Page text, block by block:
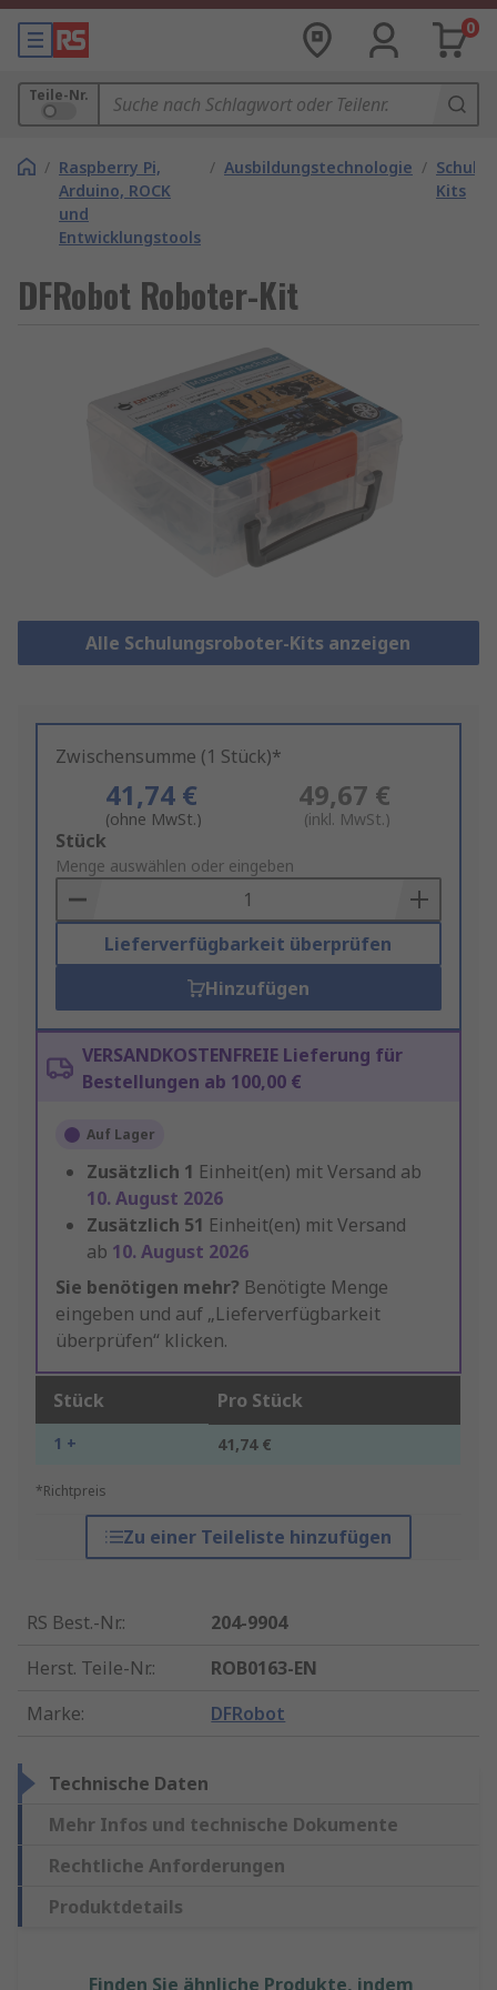
0
Teile-Nr.
/ Raspberry Pi,
Arduino, ROCK
und
Entwicklungstools
/ Ausbildungstechnologie /
Kits
DFRobot Roboter-Kit
Alle Schulungsroboter-Kits anzeigen
Zwischensumme (1 Stück)*
41,74 €
(ohne MwSt.)
49,67 €
(inkl. MwSt.)
Add
to
Basket
Stück
Menge auswählen oder eingeben
Lieferverfügbarkeit überprüfen
Hinzufügen
VERSANDKOSTENFREIE Lieferung für
Bestellungen ab 100,00 €
Auf Lager
Zusätzlich 1 Einheit(en) mit Versand ab
10. August 2026
Zusätzlich 51 Einheit(en) mit Versand
ab 10. August 2026
Sie benötigen mehr? Benötigte Menge
eingeben und auf „Lieferverfügbarkeit
überprüfen“ klicken.
Stück Pro Stück
1 + 41,74 €
*Richtpreis
Zu einer Teileliste hinzufügen
RS Best.-Nr.:
204-9904
Herst. Teile-Nr.:
ROB0163-EN
Marke: DFRobot
Technische Daten
Mehr Infos und technische Dokumente
Rechtliche Anforderungen
Produktdetails
Finden Sie ähnliche Produkte, indem